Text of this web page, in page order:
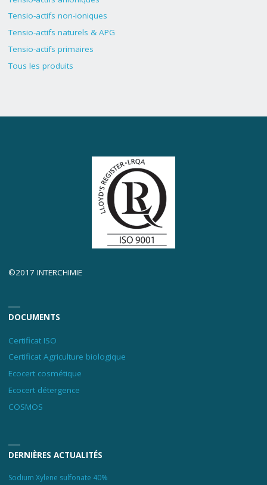
Tensio-actifs non-ioniques
Tensio-actifs naturels & APG
Tensio-actifs primaires
Tous les produits
©2017 INTERCHIMIE
DOCUMENTS
Certificat ISO
Certificat Agriculture biologique
Ecocert cosmétique
Ecocert détergence
COSMOS
DERNIÈRES ACTUALITÉS
Sodium Xylene sulfonate 40%